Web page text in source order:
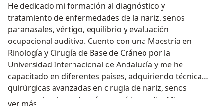
He dedicado mi formación al diagnóstico y
tratamiento de enfermedades de la nariz, senos
paranasales, vértigo, equilibrio y evaluación
ocupacional auditiva. Cuento con una Maestría en
Rinología y Cirugía de Base de Cráneo por la
Universidad Internacional de Andalucía y me he
capacitado en diferentes países, adquiriendo técnicas
quirúrgicas avanzadas en cirugía de nariz, senos
paranasales, base de cráneo y oído medio. Mi
ver más